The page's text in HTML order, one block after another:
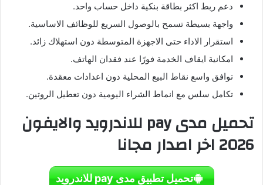
دعم ربط اكثر بطاقة بنكية داخل حساب واحد.
واجهة بسيطة تسمح بالوصول السريع للوظائف الاساسية.
استقرار الاداء حتى الاجهزة المتوسطة دون استهلاك زائد.
امكانية ايقاف الخدمة فورًا عند فقدان الهاتف.
توافق واسع نقاط البيع المحلية دون اعدادات معقدة.
تكامل سلس مع انماط الشراء اليومية دون تعطيل الروتين.
تحميل مدى pay للاندرويد والايفون
2026 اخر اصدار مجانا
تحميل تطبيق مدى pay للاندرويد